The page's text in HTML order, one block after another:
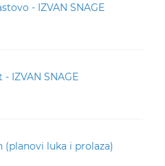
- IZVAN SNAGE
- IZVAN SNAGE
(planovi luka i prolaza)